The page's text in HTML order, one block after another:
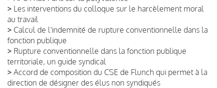
> Les interventions du colloque sur le harcèlement moral
au travail
> Calcul de l'indemnité de rupture conventionnelle dans la
fonction publique
> Rupture conventionnelle dans la fonction publique
territoriale, un guide syndical
> Accord de composition du CSE de Flunch qui permet à la
direction de désigner des élus non syndiqués